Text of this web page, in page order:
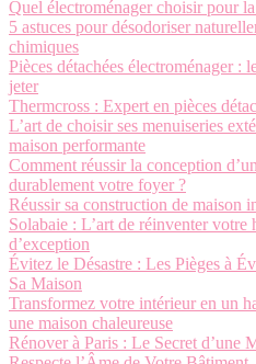
Quel électroménager choisir pour
5 astuces pour désodoriser
chimiques
Pièces détachées électroménager :
jeter
Thermcross : Expert en pièces
L’art de choisir ses menuiseries
maison performante
Comment réussir la conception
durablement votre foyer ?
Réussir sa construction de maison
Solabaie : L’art de réinventer votre
d’exception
Évitez le Désastre : Les Pièges à
Sa Maison
Transformez votre intérieur en un
une maison chaleureuse
Rénover à Paris : Le Secret d’une